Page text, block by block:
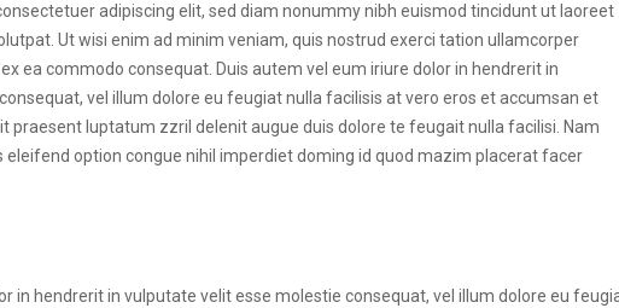
adipiscing elit, sed diam nonummy nibh euismod tincidunt ut laoreet
Ut wisi enim ad minim veniam, quis nostrud exerci tation ullamcorper
ea commodo consequat. Duis autem vel eum iriure dolor in hendrerit in
vel illum dolore eu feugiat nulla facilisis at vero eros et accumsan et
praesent luptatum zzril delenit augue duis dolore te feugait nulla facilisi. Nam
eleifend option congue nihil imperdiet doming id quod mazim placerat facer
in hendrerit in vulputate velit esse molestie consequat, vel illum dolore eu